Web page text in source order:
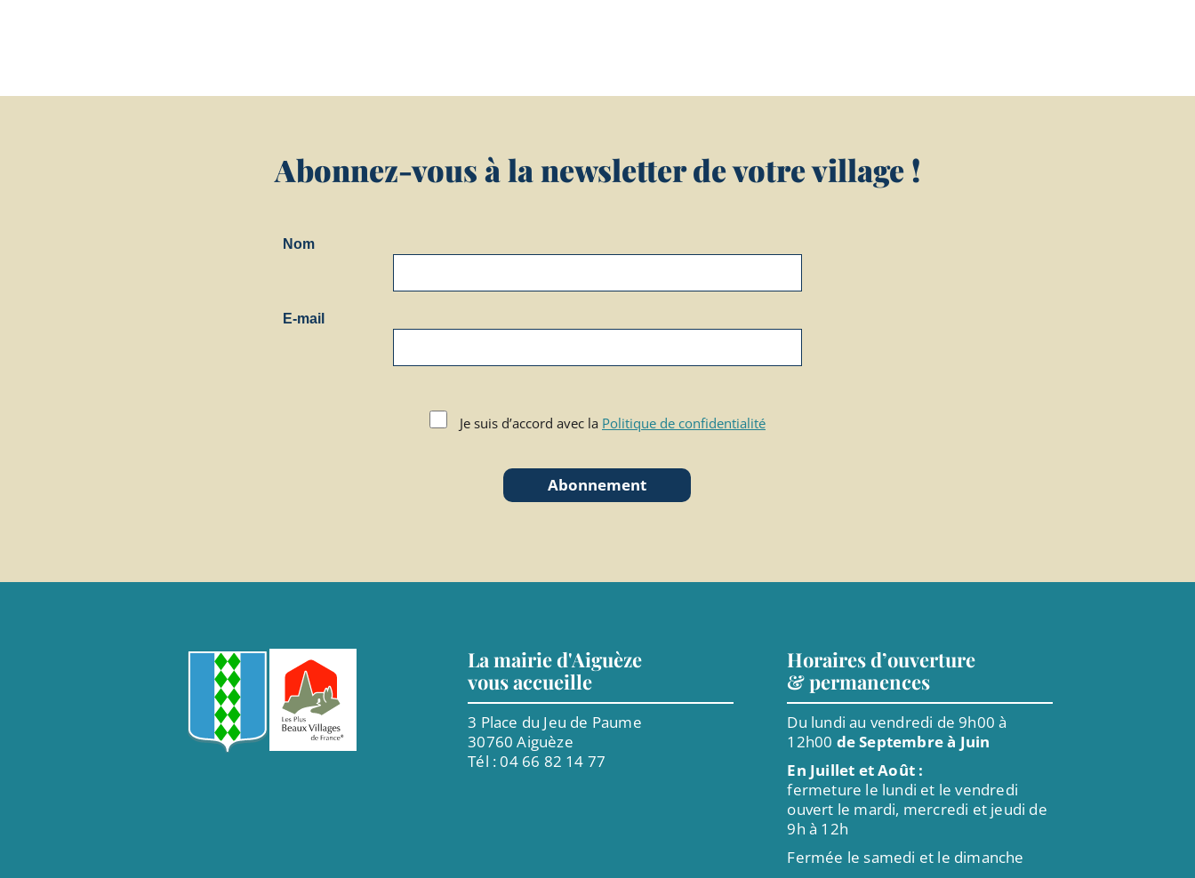
Abonnez-vous à la newsletter de votre village !
Nom
E-mail
Je suis d’accord avec la Politique de confidentialité
Abonnement
La mairie d'Aiguèze
vous accueille
3 Place du Jeu de Paume
30760 Aiguèze
Tél : 04 66 82 14 77
Horaires d’ouverture
& permanences
Du lundi au vendredi de 9h00 à
12h00 de Septembre à Juin
En Juillet et Août :
fermeture le lundi et le vendredi
ouvert le mardi, mercredi et jeudi de
9h à 12h
Fermée le samedi et le dimanche